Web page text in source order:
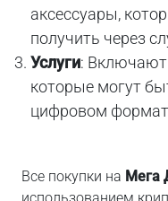
аксессуары,
получить через
Услуги: Включают
которые могут
цифровом
Все покупки на Мега
использованием